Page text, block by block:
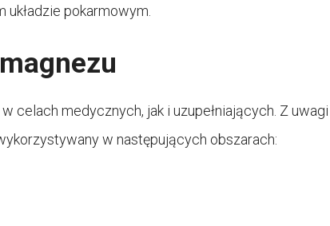
pokarmowym.
celach medycznych, jak i uzupełniających. Z uwagi
w następujących obszarach: